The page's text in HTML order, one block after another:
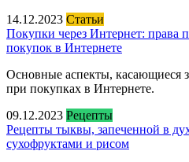
14.12.2023 Статьи
Покупки через Интернет: права
покупок в Интернете
Основные аспекты, касающиеся
при покупках в Интернете.
09.12.2023 Рецепты
Рецепты тыквы, запеченной в
сухофруктами и рисом